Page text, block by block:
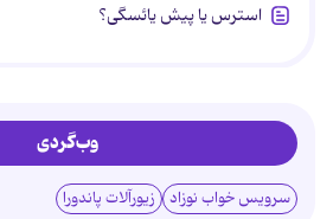
استرس یا پیش یائسگی؟
وب‌گردی
سرویس خواب نوزاد زیورآلات پاندورا